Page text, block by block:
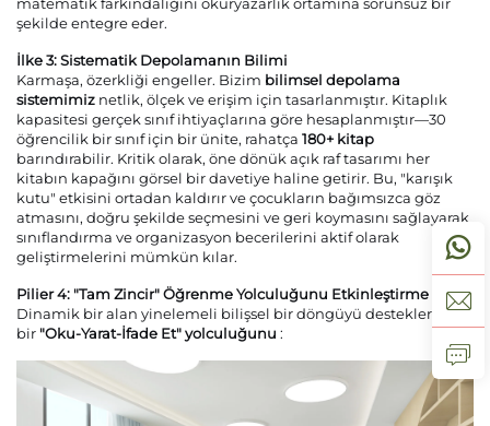
matematik farkındalığını okuryazarlık ortamına sorunsuz bir
şekilde entegre eder.
İlke 3: Sistematik Depolamanın Bilimi
Karmaşa, özerkliği engeller. Bizim bilimsel depolama
sistemimiz netlik, ölçek ve erişim için tasarlanmıştır. Kitaplık
kapasitesi gerçek sınıf ihtiyaçlarına göre hesaplanmıştır—30
öğrencilik bir sınıf için bir ünite, rahatça 180+ kitap
barındırabilir. Kritik olarak, öne dönük açık raf tasarımı her
kitabın kapağını görsel bir davetiye haline getirir. Bu, "karışık
kutu" etkisini ortadan kaldırır ve çocukların bağımsızca göz
atmasını, doğru şekilde seçmesini ve geri koymasını sağlayarak
sınıflandırma ve organizasyon becerilerini aktif olarak
geliştirmelerini mümkün kılar.
Pilier 4: "Tam Zincir" Öğrenme Yolculuğunu Etkinleştirme
Dinamik bir alan yinelemeli bilişsel bir döngüyü destekler. Tam
bir "Oku-Yarat-İfade Et" yolculuğunu :